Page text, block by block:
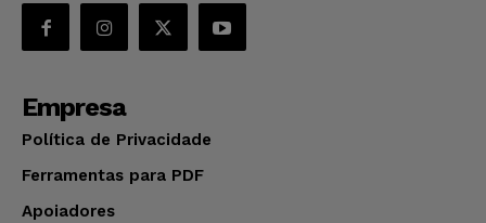
Empresa
Política de Privacidade
Ferramentas para PDF
Apoiadores